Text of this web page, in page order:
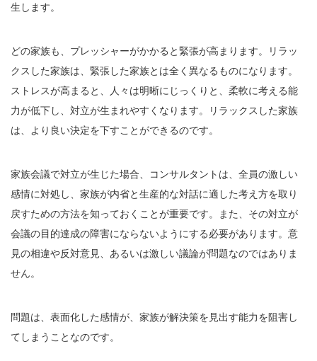
生します。
どの家族も、プレッシャーがかかると緊張が高まります。リラッ
クスした家族は、緊張した家族とは全く異なるものになります。
ストレスが高まると、人々は明晰にじっくりと、柔軟に考える能
力が低下し、対立が生まれやすくなります。リラックスした家族
は、より良い決定を下すことができるのです。
家族会議で対立が生じた場合、コンサルタントは、全員の激しい
感情に対処し、家族が内省と生産的な対話に適した考え方を取り
戻すための方法を知っておくことが重要です。また、その対立が
会議の目的達成の障害にならないようにする必要があります。意
見の相違や反対意見、あるいは激しい議論が問題なのではありま
せん。
問題は、表面化した感情が、家族が解決策を見出す能力を阻害し
てしまうことなのです。